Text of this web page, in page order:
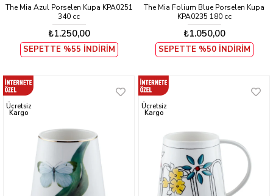
The Mia Azul Porselen Kupa KPA0251
340 cc
₺1.250,00
SEPETTE %55 İNDİRİM
The Mia Folium Blue Porselen Kupa
KPA0235 180 cc
₺1.050,00
SEPETTE %50 İNDİRİM
Ücretsiz
Kargo
Ücretsiz
Kargo